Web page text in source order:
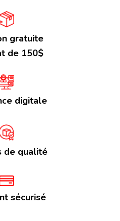
gratuite
de 150$
digitale
de qualité
sécurisé